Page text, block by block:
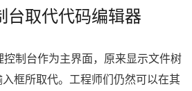
台取代代码编辑器
控制台作为主界面，原来显示文件树
框所取代。工程师们仍然可以在其